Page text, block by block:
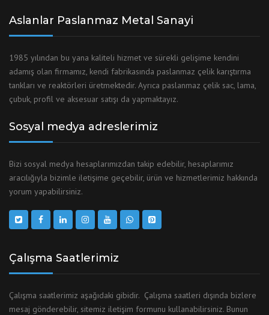
Aslanlar Paslanmaz Metal Sanayi
1985 yılından bu yana kaliteli hizmet ve sürekli gelişime kendini
adamış olan firmamız, kendi fabrikasında paslanmaz çelik karıştırma
tankları ve reaktörleri üretmektedir. Ayrıca paslanmaz çelik sac, lama,
çubuk, profil ve aksesuar satışı da yapmaktayız.
Sosyal medya adreslerimiz
Bizi sosyal medya hesaplarımızdan takip edebilir, hesaplarımız
aracılığıyla bizimle iletişime geçebilir, ürün ve hizmetlerimiz hakkında
yorum yapabilirsiniz.
Çalışma Saatlerimiz
Çalışma saatlerimiz aşağıdaki gibidir. Çalışma saatleri dışında bizlere
mesaj gönderebilir, sitemiz iletişim formunu kullanabilirsiniz. Bunun